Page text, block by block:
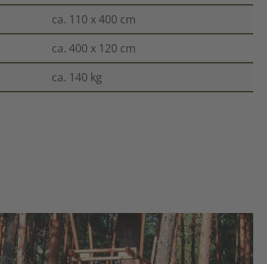
ca. 110 x 400 cm
ca. 400 x 120 cm
ca. 140 kg